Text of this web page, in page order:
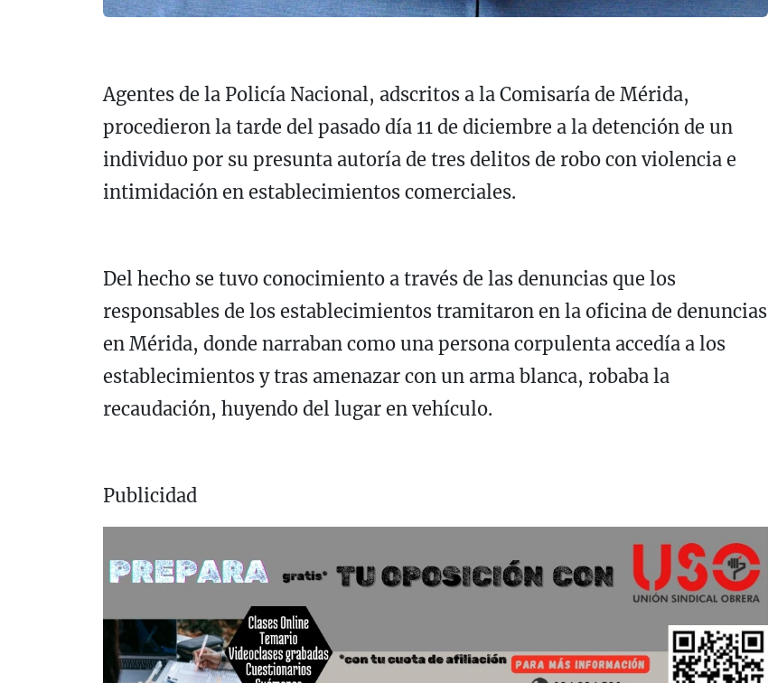
Agentes de la Policía Nacional, adscritos a la Comisaría de Mérida,
procedieron la tarde del pasado día 11 de diciembre a la detención de un
individuo por su presunta autoría de tres delitos de robo con violencia e
intimidación en establecimientos comerciales.
Del hecho se tuvo conocimiento a través de las denuncias que los
responsables de los establecimientos tramitaron en la oficina de denuncias
en Mérida, donde narraban como una persona corpulenta accedía a los
establecimientos y tras amenazar con un arma blanca, robaba la
recaudación, huyendo del lugar en vehículo.
Publicidad